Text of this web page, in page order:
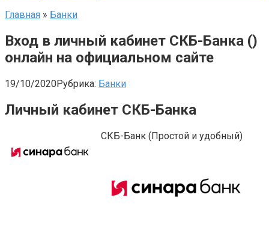
Главная » Банки
Вход в личный кабинет СКБ-Банка ()
онлайн на официальном сайте
19/10/2020Рубрика: Банки
Личный кабинет СКБ-Банка
СКБ-Банк (Простой и удобный)